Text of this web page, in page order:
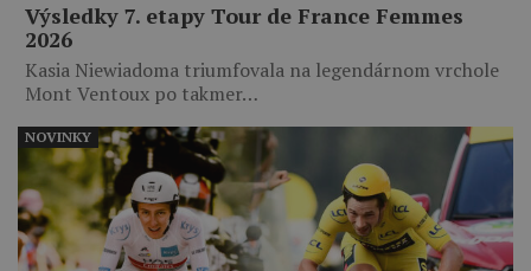
Výsledky 7. etapy Tour de France Femmes
2026
Kasia Niewiadoma triumfovala na legendárnom vrchole
Mont Ventoux po takmer…
NOVINKY